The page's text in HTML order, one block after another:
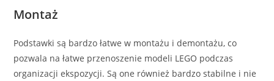
Montaż
Podstawki są bardzo łatwe w montażu i demontażu, co
pozwala na łatwe przenoszenie modeli LEGO podczas
organizacji ekspozycji. Są one również bardzo stabilne i nie